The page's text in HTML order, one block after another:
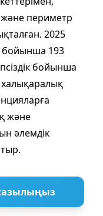
периметр
2025
бойынша 193
бойынша
және
әлемдік